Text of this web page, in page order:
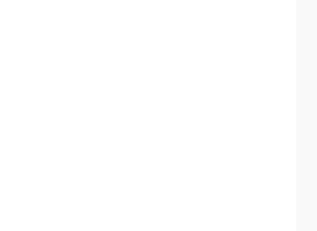
Explore our
Explore our